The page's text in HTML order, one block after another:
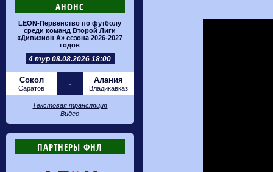
АНОНС
LEON-Первенство по футболу
среди команд Второй Лиги
«Дивизион А» сезона 2026-2027
годов
4 тур 08.08.2026 18:00
Сокол
Саратов - Алания
Владикавказ
Текстовая трансляция
Видео
ПАРТНЕРЫ ФНЛ